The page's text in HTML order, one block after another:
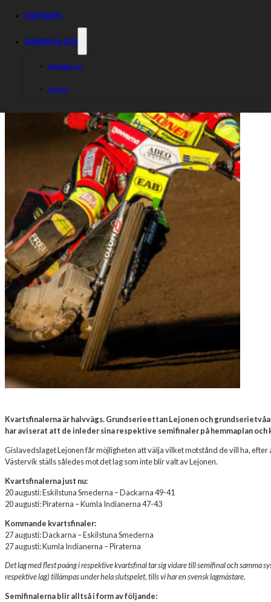
PARTNERS
KONTAKTA OSS
Kontakta oss
Om oss
Kvartsfinalerna är halvvägs. Grundserieettan Lejonen och
har aviserat att de inleder sina respektive semifinaler på hemmaplan
Gislavedslaget Lejonen får möjligheten att välja vilket motstånd de vill ha,
Västervik ställs således mot det lag som inte blir valt av Lejonen.
Kvartsfinalerna just nu:
20 augusti: Eskilstuna Smederna – Dackarna 49-41
20 augusti: Piraterna – Kumla Indianerna 47-43
Kommande kvartsfinaler:
27 augusti: Dackarna – Eskilstuna Smederna
27 augusti: Kumla Indianerna – Piraterna
Det lag med flest poäng i respektive kvartsfinal tar sig vidare till semifinal och samma
respektive lag) tillämpas under hela slutspelet, tills vi har en svensk lagmästare.
Semifinalerna blir alltså i form av följande: